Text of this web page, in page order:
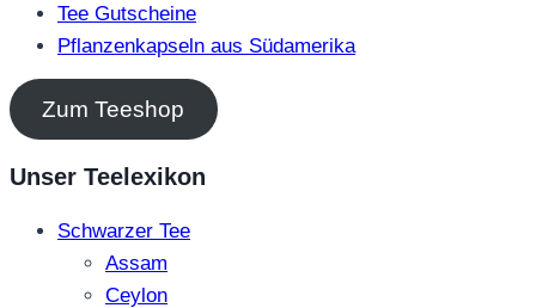
Tee Gutscheine
Pflanzenkapseln aus Südamerika
Zum Teeshop
Unser Teelexikon
Schwarzer Tee
Assam
Ceylon